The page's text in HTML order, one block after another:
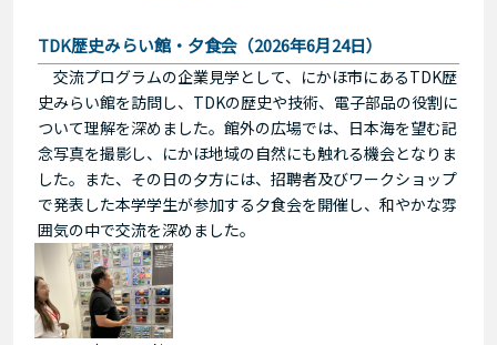
TDK歴史みらい館・夕食会（2026年6月24日）
交流プログラムの企業見学として、にかほ市にあるTDK歴
史みらい館を訪問し、TDKの歴史や技術、電子部品の役割に
ついて理解を深めました。館外の広場では、日本海を望む記
念写真を撮影し、にかほ地域の自然にも触れる機会となりま
した。また、その日の夕方には、招聘者及びワークショップ
で発表した本学学生が参加する夕食会を開催し、和やかな雰
囲気の中で交流を深めました。